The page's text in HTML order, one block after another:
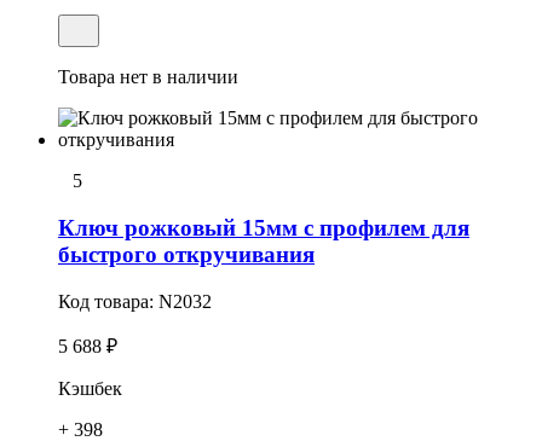
Товара нет в наличии
5
Ключ рожковый 15мм с профилем для
быстрого откручивания
Код товара: N2032
5 688 ₽
Кэшбек
+ 398